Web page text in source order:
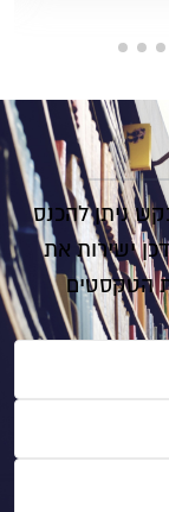
ניתן להכנס
ישירות את
הטקסטים